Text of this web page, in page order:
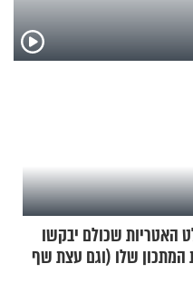
האטריות שכולם יבקשו
המתכון שלו (וגם עצת שף